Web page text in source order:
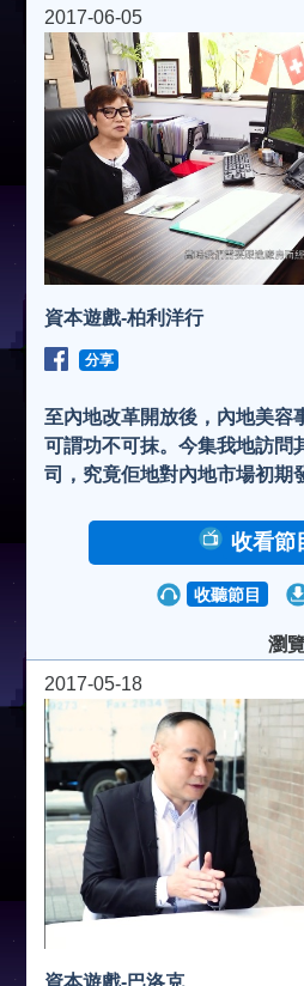
2017-06-05
資本遊戲-柏利洋行
分享
至內地改革開放後，內地美容
可謂功不可抹。今集我地訪問
司，究竟佢地對內地市場初期
收看節
收聽節目
瀏
2017-05-18
資本遊戲-巴洛克